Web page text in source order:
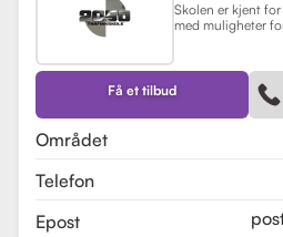
Skolen er kjent
med muligheter
engasjert team,
Trafikkskole som
med å bli trygge
Få et tilbud
Området
Telefon
Epost